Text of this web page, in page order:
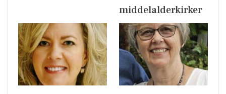
middelalderkirker